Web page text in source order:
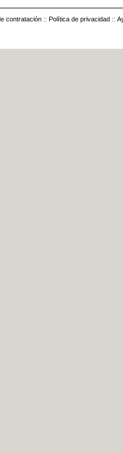
contratación :: Política de privacidad ::